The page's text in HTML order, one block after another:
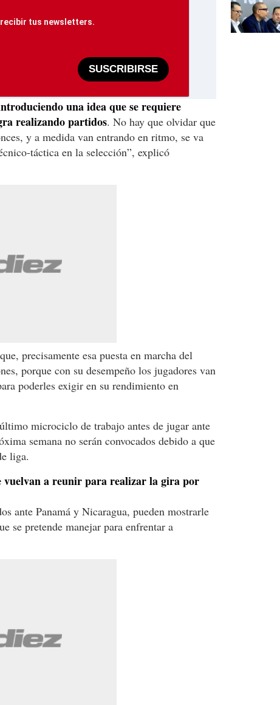
tus newsletters.
SUSCRIBIRSE
una idea que se requiere
realizando partidos. No hay que olvidar que
y a medida van entrando en ritmo, se va
táctica en la selección”, explicó
precisamente esa puesta en marcha del
porque con su desempeño los jugadores van
poderles exigir en su rendimiento en
microciclo de trabajo antes de jugar ante
semana no serán convocados debido a que
liga.
vuelvan a reunir para realizar la gira por
ante Panamá y Nicaragua, pueden mostrarle
se pretende manejar para enfrentar a